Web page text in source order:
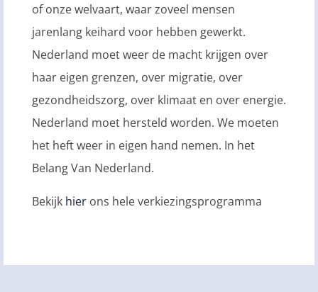
of onze welvaart, waar zoveel mensen
jarenlang keihard voor hebben gewerkt.
Nederland moet weer de macht krijgen over
haar eigen grenzen, over migratie, over
gezondheidszorg, over klimaat en over energie.
Nederland moet hersteld worden. We moeten
het heft weer in eigen hand nemen. In het
Belang Van Nederland.
Bekijk hier ons hele verkiezingsprogramma